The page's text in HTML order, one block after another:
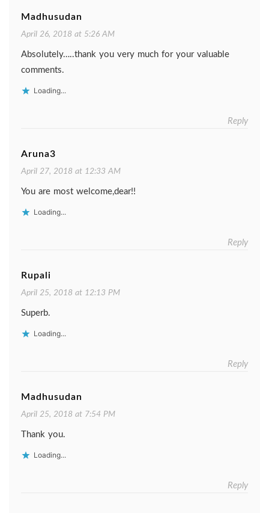
Madhusudan
April 26, 2018 at 5:26 AM
Absolutely…..thank you very much for your valuable
comments.
Loading...
Reply
Aruna3
April 27, 2018 at 12:33 AM
You are most welcome,dear!!
Loading...
Reply
Rupali
April 25, 2018 at 12:13 PM
Superb.
Loading...
Reply
Madhusudan
April 25, 2018 at 7:54 PM
Thank you.
Loading...
Reply